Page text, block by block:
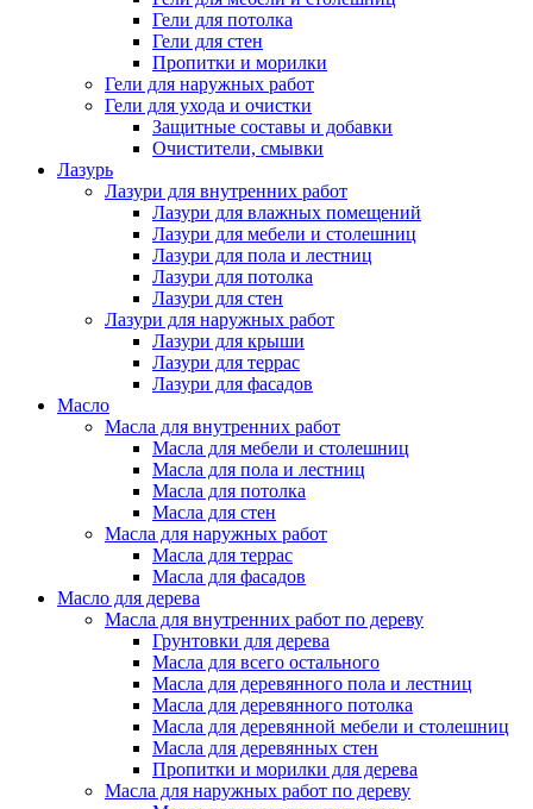
Гели для потолка
Гели для стен
Пропитки и морилки
Гели для наружных работ
Гели для ухода и очистки
Защитные составы и добавки
Очистители, смывки
Лазурь
Лазури для внутренних работ
Лазури для влажных помещений
Лазури для мебели и столешниц
Лазури для пола и лестниц
Лазури для потолка
Лазури для стен
Лазури для наружных работ
Лазури для крыши
Лазури для террас
Лазури для фасадов
Масло
Масла для внутренних работ
Масла для мебели и столешниц
Масла для пола и лестниц
Масла для потолка
Масла для стен
Масла для наружных работ
Масла для террас
Масла для фасадов
Масло для дерева
Масла для внутренних работ по дереву
Грунтовки для дерева
Масла для всего остального
Масла для деревянного пола и лестниц
Масла для деревянного потолка
Масла для деревянной мебели и столешниц
Масла для деревянных стен
Пропитки и морилки для дерева
Масла для наружных работ по дереву